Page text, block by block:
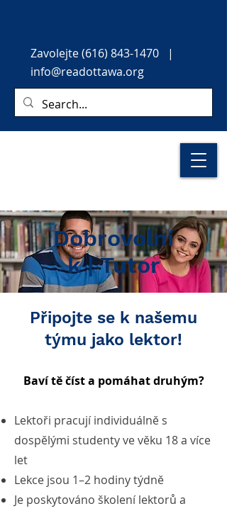
Zavolejte(616) 843-1470 |
info@readottawa.org
Dobrovolní
k | Tutor
Připojte se k našemu
týmu jako lektor!
Baví tě číst a pomáhat druhým?
Lektoři pracují individuálně s
dospělými studenty ve věku 18 a více
let
Lekce jsou 1–2 hodiny týdně
Je poskytováno školení lektorů a